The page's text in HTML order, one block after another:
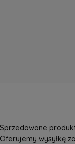
Sprzedawane
Oferujemy wysyłkę